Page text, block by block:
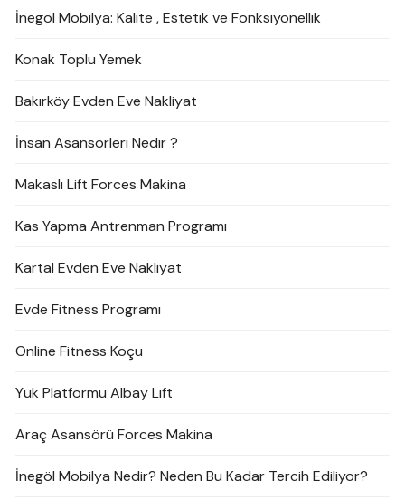
İnegöl Mobilya: Kalite , Estetik ve Fonksiyonellik
Konak Toplu Yemek
Bakırköy Evden Eve Nakliyat
İnsan Asansörleri Nedir ?
Makaslı Lift Forces Makina
Kas Yapma Antrenman Programı
Kartal Evden Eve Nakliyat
Evde Fitness Programı
Online Fitness Koçu
Yük Platformu Albay Lift
Araç Asansörü Forces Makina
İnegöl Mobilya Nedir? Neden Bu Kadar Tercih Ediliyor?